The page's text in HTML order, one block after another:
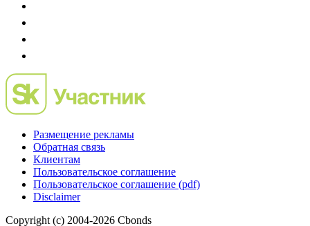
Размещение рекламы
Обратная связь
Пользовательское соглашение